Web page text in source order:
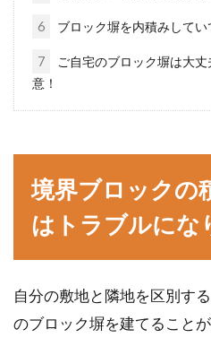
番地など...
住所を正
ご自身の正
るのでしょ
に与...
住所を正
いて
6 ブロック塀を内積みして
7
ご自宅のブロック塀は大
意！
境界ブロックの
はトラブルにな
自分の敷地と隣地を区別す
のブロック塀を建てることが